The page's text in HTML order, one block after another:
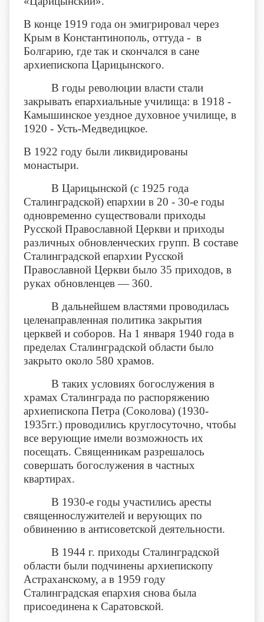
В конце 1919 года он эмигрировал через
Крым в Константинополь, оттуда - в
Болгарию, где так и скончался в сане
архиепископа Царицынского.
В годы революции власти стали
закрывать епархиальные училища: в 1918 -
Камышинское уездное духовное училище, в
1920 - Усть-Медведицкое.
В 1922 году были ликвидированы
монастыри.
В Царицынской (с 1925 года
Сталинградской) епархии в 20 - 30-е годы
одновременно существовали приходы
Русской Православной Церкви и приходы
различных обновленческих групп. В составе
Сталинградской епархии Русской
Православной Церкви было 35 приходов, в
руках обновленцев — 360.
В дальнейшем властями проводилась
целенаправленная политика закрытия
церквей и соборов. На 1 января 1940 года в
пределах Сталинградской области было
закрыто около 580 храмов.
В таких условиях богослужения в
храмах Сталинграда по распоряжению
архиепископа Петра (Соколова) (1930-
1935гг.) проводились круглосуточно, чтобы
все верующие имели возможность их
посещать. Священникам разрешалось
совершать богослужения в частных
квартирах.
В 1930-е годы участились аресты
священнослужителей и верующих по
обвинению в антисоветской деятельности.
В 1944 г. приходы Сталинградской
области были подчинены архиепископу
Астраханскому, а в 1959 году
Сталинградская епархия снова была
присоединена к Саратовской.